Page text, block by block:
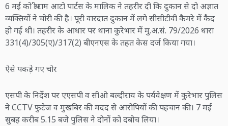
6 मई को श्री राम आटो पार्टस के मालिक ने तहरीर दी कि दुकान से दो अज्ञात
व्यक्तियों ने चोरी की है। पूरी वारदात दुकान में लगे सीसीटीवी कैमरे में कैद
हो गई थी। तहरीर के आधार पर थाना कुरेभार में मु.अ.सं. 79/2026 धारा
331(4)/305(ए)/317(2) बीएनएस के तहत केस दर्ज किया गया।
ऐसे पकड़े गए चोर
एसपी के निर्देश पर एएसपी व सीओ बल्दीराय के पर्यवेक्षण में कुरेभार पुलिस
ने CCTV फुटेज व मुखबिर की मदद से आरोपियों की पहचान की। 7 मई
सुबह करीब 5.15 बजे पुलिस ने दोनों को दबोच लिया।